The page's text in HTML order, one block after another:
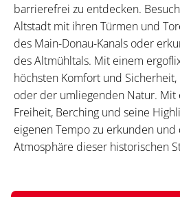
barrierefrei zu entdecken.
Altstadt mit ihren Türmen und
des Main-Donau-Kanals oder
des Altmühltals. Mit einem
höchsten Komfort und
oder der umliegenden Natur. Mit
Freiheit, Berching und seine
eigenen Tempo zu erkunden
Atmosphäre dieser historischen